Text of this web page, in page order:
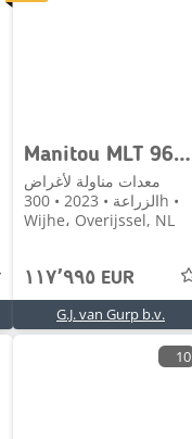
Manitou MLT 961-160 V+ L | 2023 | 300h
معدات مناولة لأغراض
الزراعة • 2023 • 300h •
Wijhe، Overijssel, NL
١١٧٬٩٩٥ EUR
G.J. van Gurp b.v.
10